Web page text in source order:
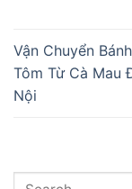
Vận Chuyển
Tôm Từ Cà Mau
Nội